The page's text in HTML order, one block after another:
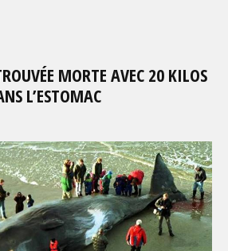
MORTE AVEC 20 KILOS
L’ESTOMAC